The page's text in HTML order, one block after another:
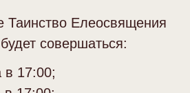
Елеосвящения
совершаться:
в 17:00;